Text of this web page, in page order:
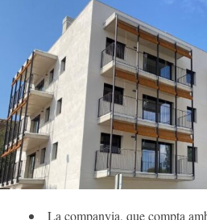
La companyia, que compta